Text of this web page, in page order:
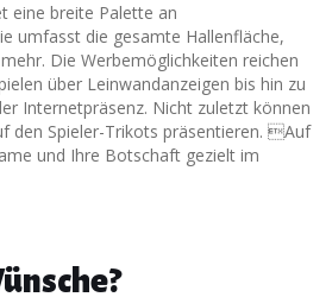
eine breite Palette an
umfasst die gesamte Hallenfläche,
Die Werbemöglichkeiten reichen
über Leinwandanzeigen bis hin zu
Internetpräsenz. Nicht zuletzt können
den Spieler-Trikots präsentieren. Auf
und Ihre Botschaft gezielt im